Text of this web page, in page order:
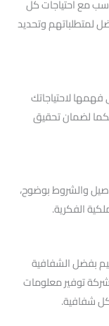
مع احتياجات كل
لمتطلباتهم وتحديد
لاحتياجاتك
لضمان تحقيق
والشروط بوضوح،
الفكرية.
بفضل الشفافية
توفير معلومات
شفافية.